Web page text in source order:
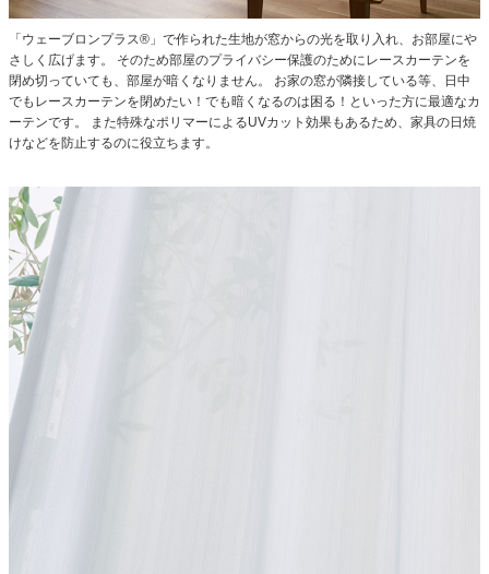
「ウェーブロンプラス®」で作られた生地が窓からの光を取り入れ、お部屋にや
さしく広げます。
そのため部屋のプライバシー保護のためにレースカーテンを
閉め切っていても、部屋が暗くなりません。
お家の窓が隣接している等、日中
でもレースカーテンを閉めたい！でも暗くなるのは困る！といった方に最適なカ
ーテンです。
また特殊なポリマーによるUVカット効果もあるため、家具の日焼
けなどを防止するのに役立ちます。